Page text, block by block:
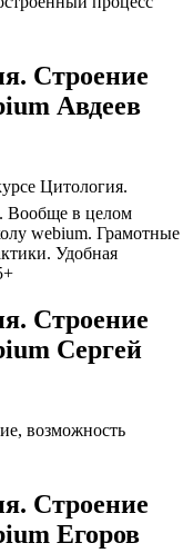
Строение
Авдеев
Цитология.
Вообще в целом
webium. Грамотные
Удобная
Строение
Сергей
возможность
Строение
Егоров